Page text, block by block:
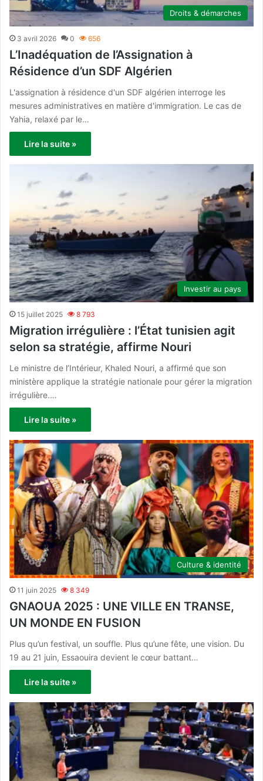
Droits & démarches
3 avril 2026 0 656
L’Inadéquation de l’Assignation à
Résidence d’un SDF Algérien
L'assignation à résidence d'un SDF algérien interroge les
mesures administratives en matière d'immigration. Le cas de
Yahia, relaxé par le…
Lire la suite »
Investir au pays
15 juillet 2025 8 793
Migration irrégulière : l’État tunisien agit
selon sa stratégie, affirme Nouri
Le ministre de l’Intérieur, Khaled Nouri, a affirmé que son
ministère applique la stratégie nationale pour gérer la migration
irrégulière.…
Lire la suite »
Culture & identité
11 juin 2025 8 349
GNAOUA 2025 : UNE VILLE EN TRANSE,
UN MONDE EN FUSION
Plus qu’un festival, un souffle. Plus qu’une fête, une vision. Du
19 au 21 juin, Essaouira devient le cœur battant…
Lire la suite »